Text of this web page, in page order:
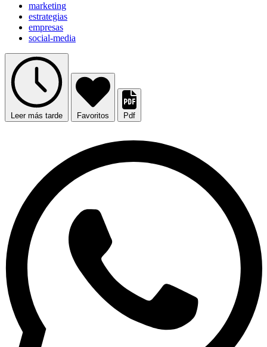
marketing
estrategias
empresas
social-media
Leer más tarde Favoritos Pdf